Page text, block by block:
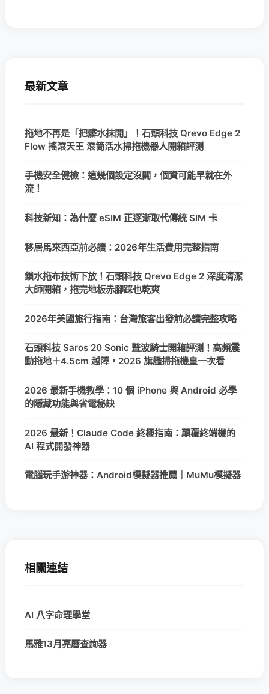
最新文章
拖地不再是「把髒水抹開」！石頭科技 Qrevo Edge 2
Flow 搖滾天王 滾筒活水掃拖機器人開箱評測
手機安全健檢：這幾個設定沒關，個資可能早就在外
流！
科技新知：為什麼 eSIM 正逐漸取代傳統 SIM 卡
移居馬來西亞前必讀：2026年生活費用完整指南
鎖水拖布技術下放！石頭科技 Qrevo Edge 2 深度清潔
大師開箱，拖完地板赤腳踩也乾爽
2026年美國旅行指南：台灣旅客出發前必讀完整攻略
石頭科技 Saros 20 Sonic 聲波騎士開箱評測！高頻震
動拖地＋4.5cm 越障，2026 旗艦掃拖機皇一次看
2026 最新手機教學：10 個 iPhone 與 Android 必學
的隱藏功能與省電秘訣
2026 最新！Claude Code 終極指南：顛覆終端機的
AI 程式開發神器
電腦玩手游神器：Android模擬器推薦｜MuMu模擬器
相關連結
AI 八字命理學堂
馬雅13月亮曆查詢器